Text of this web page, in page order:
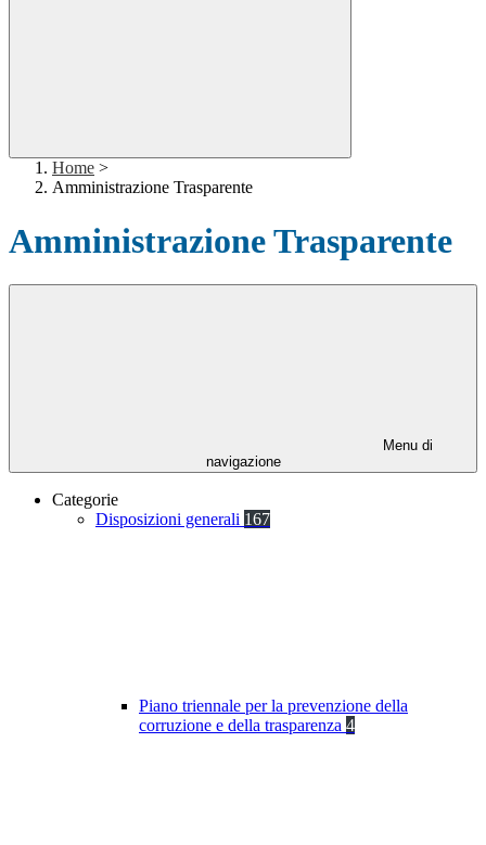
Home >
Amministrazione Trasparente
Amministrazione Trasparente
Menu di
navigazione
Categorie
Disposizioni generali 167
Piano triennale per la prevenzione della
corruzione e della trasparenza 4